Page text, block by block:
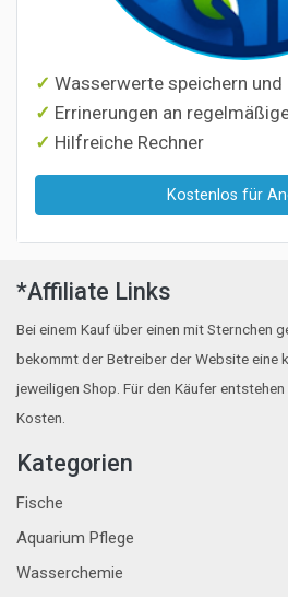
Wasserwerte speichern und
Errinerungen an
Hilfreiche Rechner
Kostenlos für
*Affiliate Links
Bei einem Kauf über einen mit Sternchen
bekommt der Betreiber der Website eine
jeweiligen Shop. Für den Käufer
Kosten.
Kategorien
Fische
Aquarium Pflege
Wasserchemie